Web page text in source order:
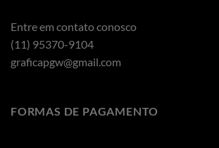
Entre em contato conosco
(11) 95370-9104
graficapgw@gmail.com
FORMAS DE PAGAMENTO